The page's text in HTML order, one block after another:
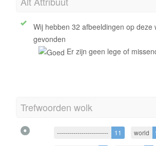
Wij hebben 32 afbeeldingen op deze
gevonden
Er zijn geen lege of
Trefwoorden wolk
------------------------- 11 world